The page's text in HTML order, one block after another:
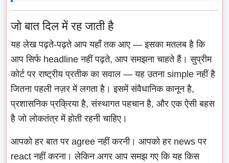
जो बात दिल में रह जाती है
यह लेख पढ़ते-पढ़ते आप यहाँ तक आए — इसका मतलब है कि
आप सिर्फ headline नहीं पढ़ते, आप समझना चाहते हैं। सुप्रीम
कोर्ट पर राष्ट्रीय प्रतीक का सवाल — यह उतना simple नहीं है
जितना पहली नज़र में लगता है। इसमें संवैधानिक कानून है,
प्रशासनिक प्रक्रिया है, संस्थागत पहचान है, और एक ऐसी बहस
है जो लोकतंत्र में होती रहनी चाहिए।
आपको हर बात पर agree नहीं करनी। आपको हर news पर
react नहीं करना। लेकिन अगर आप समझ गए कि यह किस